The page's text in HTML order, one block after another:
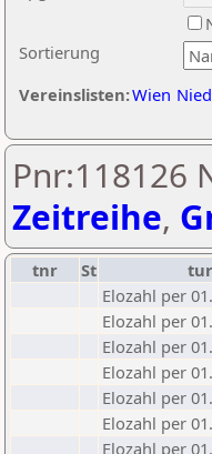
Sortierung
Vereinslisten:Wien
Pnr:118126
Zeitreihe,
tnr St
Elozahl per
Elozahl per
Elozahl per
Elozahl per
Elozahl per
Elozahl per
Elozahl per